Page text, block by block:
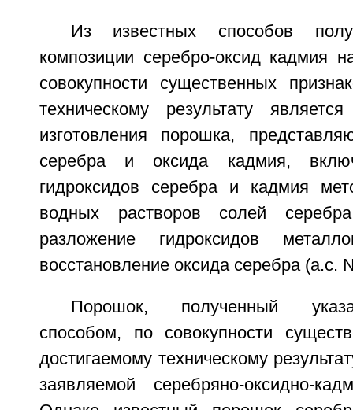
Из известных способов
композиции серебро-оксид кадмия
совокупности существенных
техническому результату
изготовления порошка,
серебра и оксида кадмия,
гидроксидов серебра и кадмия
водных растворов солей
разложение гидроксидов
восстановление оксида серебра (а.с.
Порошок, полученный
способом, по совокупности
достигаемому техническому
заявляемой серебряно-оксидно-